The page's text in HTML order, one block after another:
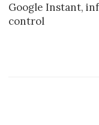
Google Instant,
control